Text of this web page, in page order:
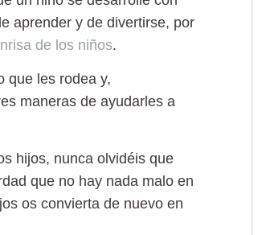
aprender y de divertirse, por
de los niños.
que les rodea y,
maneras de ayudarles a
hijos, nunca olvidéis que
que no hay nada malo en
os convierta de nuevo en